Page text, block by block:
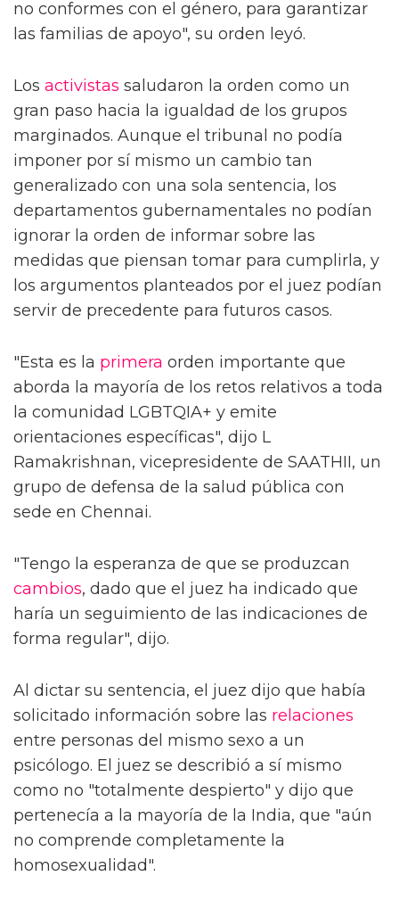
no conformes con el género, para garantizar
las familias de apoyo", su orden leyó.
Los activistas saludaron la orden como un
gran paso hacia la igualdad de los grupos
marginados. Aunque el tribunal no podía
imponer por sí mismo un cambio tan
generalizado con una sola sentencia, los
departamentos gubernamentales no podían
ignorar la orden de informar sobre las
medidas que piensan tomar para cumplirla, y
los argumentos planteados por el juez podían
servir de precedente para futuros casos.
"Esta es la primera orden importante que
aborda la mayoría de los retos relativos a toda
la comunidad LGBTQIA+ y emite
orientaciones específicas", dijo L
Ramakrishnan, vicepresidente de SAATHII, un
grupo de defensa de la salud pública con
sede en Chennai.
"Tengo la esperanza de que se produzcan
cambios, dado que el juez ha indicado que
haría un seguimiento de las indicaciones de
forma regular", dijo.
Al dictar su sentencia, el juez dijo que había
solicitado información sobre las relaciones
entre personas del mismo sexo a un
psicólogo. El juez se describió a sí mismo
como no "totalmente despierto" y dijo que
pertenecía a la mayoría de la India, que "aún
no comprende completamente la
homosexualidad".